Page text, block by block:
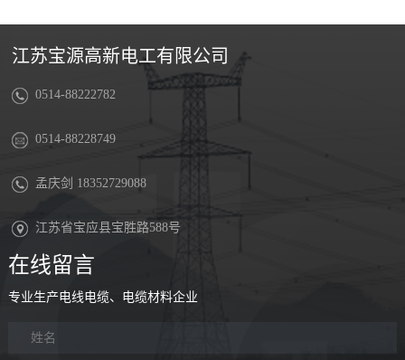
江苏宝源高新电工有限公司
0514-88222782
0514-88228749
孟庆剑 18352729088
江苏省宝应县宝胜路588号
在线留言
专业生产电线电缆、电缆材料企业